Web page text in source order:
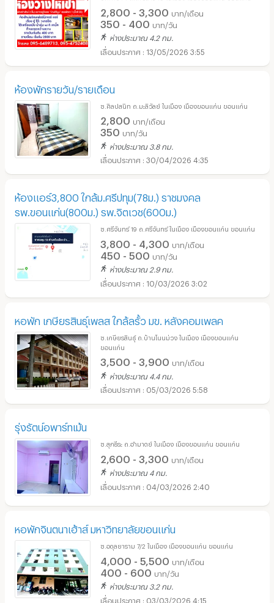
2,800 - 3,300 บาท/เดือน
350 - 400 บาท/วัน
ห่างประมาณ 4.2 กม.
13/05/2026 3:55
ห้องพักรายวัน/รายเดือน
ซ.ศิลปสนิท ถ.มะลิวัลย์ ในเมือง เมืองขอนแก่น ขอนแก่น
2,800 บาท/เดือน
350 บาท/วัน
ห่างประมาณ 3.8 กม.
30/04/2026 4:35
ห้องแอร์3,800 ใกล้ม.ศรีปทุม(78ม.) ราชมงคล
รพ.ขอนแก่น(800ม.) รพ.จิตเวช(600ม.)
ซ.ศรีจันทร์ 19 ถ.ศรีจันทร์ ในเมือง เมืองขอนแก่น ขอนแก่น
3,800 - 4,300 บาท/เดือน
450 - 500 บาท/วัน
ห่างประมาณ 2.9 กม.
10/03/2026 3:02
หอพัก เกษียรสินธุ์เพลส ใกล้ลรั้ว มข. หลังคอมเพลค
ซ.เกษียรสินธุ์ ถ.บ้านโนนม่วง ในเมือง เมืองขอนแก่น
ขอนแก่น
3,500 - 3,900 บาท/เดือน
ห่างประมาณ 4.4 กม.
05/03/2026 5:58
รุ่งรัตน์อพาร์ทเม้น
ซ.สุภธีระ ถ.อำมาตย์ ในเมือง เมืองขอนแก่น ขอนแก่น
2,600 - 3,300 บาท/เดือน
ห่างประมาณ 4 กม.
04/03/2026 2:40
หอพักจินตนาเฮ้าส์ มหาวิทยาลัยขอนแก่น
ซ.อดุลยาราม 7/2 ในเมือง เมืองขอนแก่น ขอนแก่น
4,000 - 5,500 บาท/เดือน
400 - 600 บาท/วัน
ห่างประมาณ 3.2 กม.
03/03/2026 4:15